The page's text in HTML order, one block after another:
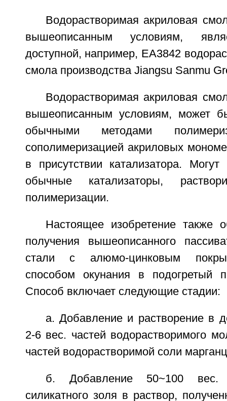
Водорастворимая акриловая
вышеописанным условиям,
доступной, например, ЕА3842
смола производства Jiangsu Sanmu
Водорастворимая акриловая
вышеописанным условиям, может
обычными методами
сополимеризацией акриловых
в присутствии катализатора.
обычные катализаторы,
полимеризации.
Настоящее изобретение также
получения вышеописанного
стали с алюмо-цинковым
способом окунания в подогретый
Способ включает следующие стадии:
а. Добавление и растворение в
2-6 вес. частей водорастворимого
частей водорастворимой соли
б. Добавление 50~100 вес.
силикатного золя в раствор,